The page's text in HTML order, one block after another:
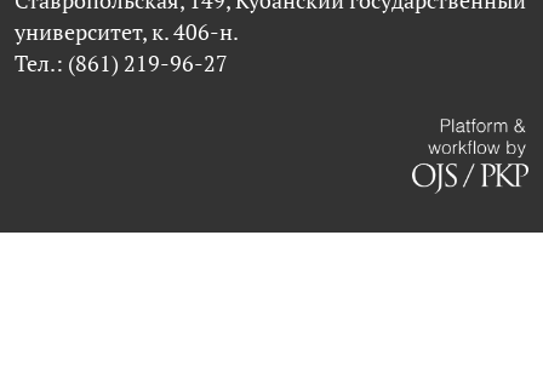
университет, к. 406-н.
Тел.: (861) 219-96-27